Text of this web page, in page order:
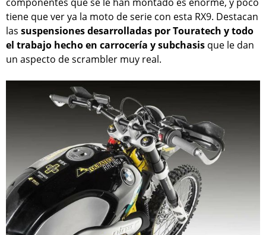
tiene que ver ya la moto de serie con esta RX9. Destacan
las suspensiones desarrolladas por Touratech y todo
el trabajo hecho en carrocería y subchasis que le dan
un aspecto de scrambler muy real.